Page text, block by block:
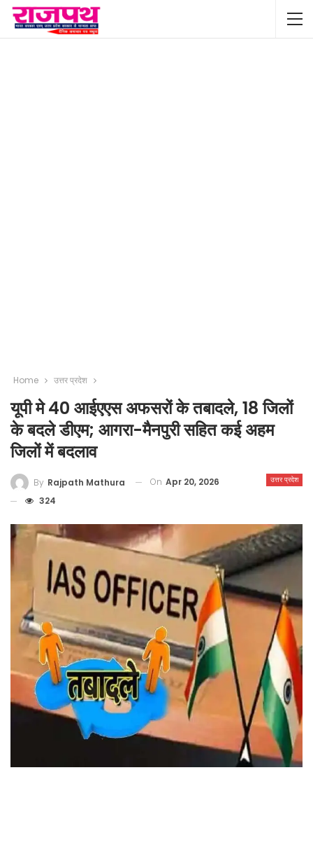
Home उत्तर प्रदेश
यूपी मे 40 आईएएस अफसरों के तबादले, 18 जिलों
के बदले डीएम; आगरा-मैनपुरी सहित कई अहम
जिलों में बदलाव
उत्तर प्रदेश
By Rajpath Mathura On Apr 20, 2026
324